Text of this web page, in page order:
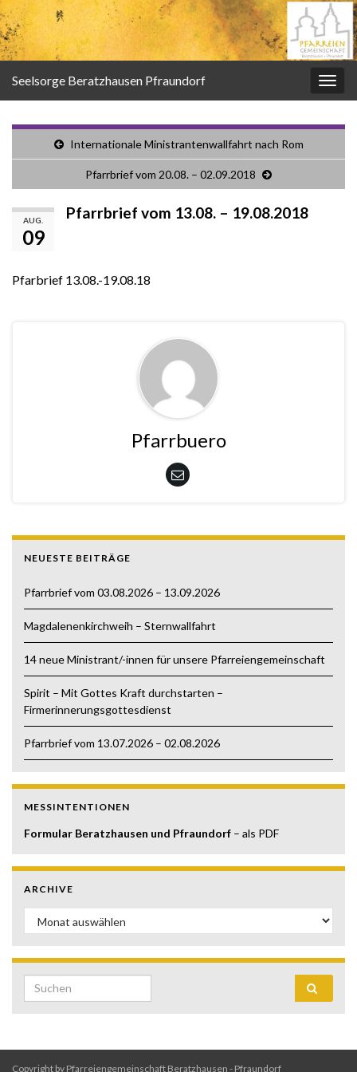
Seelsorge Beratzhausen Pfraundorf
Internationale Ministrantenwallfahrt nach Rom
Pfarrbrief vom 20.08. – 02.09.2018
AUG.
09
Pfarrbrief vom 13.08. – 19.08.2018
Pfarbrief 13.08.-19.08.18
Pfarrbuero
NEUESTE BEITRÄGE
Pfarrbrief vom 03.08.2026 – 13.09.2026
Magdalenenkirchweih – Sternwallfahrt
14 neue Ministrant/-innen für unsere Pfarreiengemeinschaft
Spirit – Mit Gottes Kraft durchstarten –
Firmerinnerungsgottesdienst
Pfarrbrief vom 13.07.2026 – 02.08.2026
MESSINTENTIONEN
Formular Beratzhausen und Pfraundorf – als PDF
ARCHIVE
Archive
Search for:
Copyright by Pfarreiengemeinschaft Beratzhausen - Pfraundorf